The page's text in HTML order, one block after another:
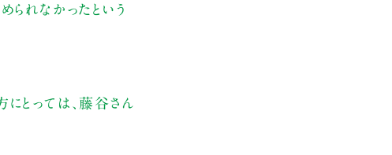
られなかったという
とっては、藤谷さん